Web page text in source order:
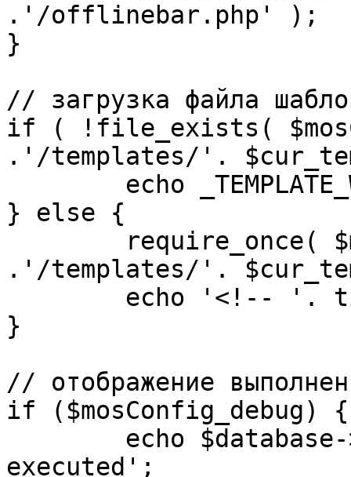
.'/offlinebar.php' );
}
// загрузка файла
if ( !file_exists(
.'/templates/'.
} else {
.'/templates/'.
}
// отображение
if ($mosConfig_debug) {
executed';